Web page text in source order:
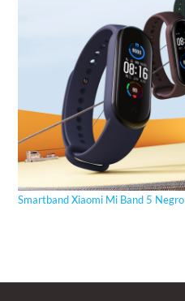
Smartband Xiaomi Mi Band 5 Negro